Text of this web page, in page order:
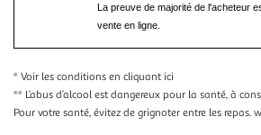
La preuve de majorité de l'acheteur
vente en ligne.
* Voir les conditions en cliquant ici
** L’abus d’alcool est dangereux pour la santé, à
Pour votre santé, évitez de grignoter entre les repas.